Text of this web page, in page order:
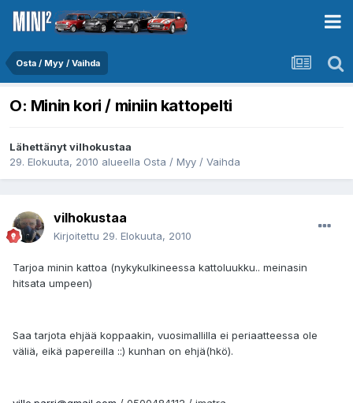
Osta / Myy / Vaihda
O: Minin kori / miniin kattopelti
Lähettänytvilhokustaa
29. Elokuuta, 2010 alueella Osta / Myy / Vaihda
vilhokustaa
Kirjoitettu 29. Elokuuta, 2010
Tarjoa minin kattoa (nykykulkineessa kattoluukku.. meinasin
hitsata umpeen)
Saa tarjota ehjää koppaakin, vuosimallilla ei periaatteessa ole
väliä, eikä papereilla ::) kunhan on ehjä(hkö).